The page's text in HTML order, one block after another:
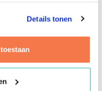
Details tonen
op investeringen in
investeren. Het risico
hierdoor op